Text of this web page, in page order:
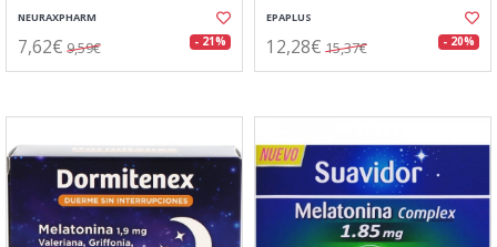
NEURAXPHARM
7,62€ 9,59€ - 21%
EPAPLUS
12,28€ 15,37€ - 20%